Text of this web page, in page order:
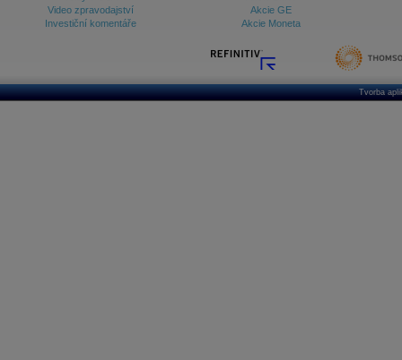
Video zpravodajství
Investiční komentáře
Akcie GE
Akcie Moneta
Tvorba